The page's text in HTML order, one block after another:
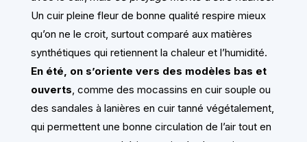
Un cuir pleine fleur de bonne qualité respire mieux
qu’on ne le croit, surtout comparé aux matières
synthétiques qui retiennent la chaleur et l’humidité.
En été, on s’oriente vers des modèles bas et
ouverts , comme des mocassins en cuir souple ou
des sandales à lanières en cuir tanné végétalement,
qui permettent une bonne circulation de l’air tout en